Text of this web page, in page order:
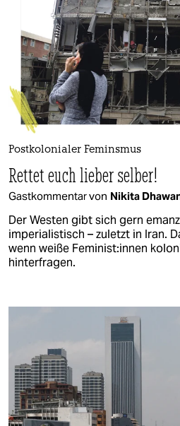
Postkolonialer Feminsmus
Rettet euch lieber selber!
Gastkommentar von Nikita
Der Westen gibt sich gern
imperialistisch – zuletzt in Iran.
wenn weiße Feminist:innen
hinterfragen.